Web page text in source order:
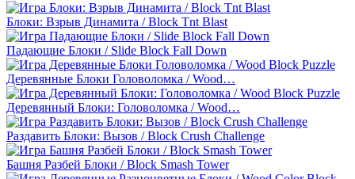
Блоки: Взрыв Динамита / Block Tnt Blast
Падающие Блоки / Slide Block Fall Down
Деревянные Блоки Головоломка / Wood…
Деревянный Блоки: Головоломка / Wood…
Раздавить Блоки: Вызов / Block Crush Challenge
Башня Разбей Блоки / Block Smash Tower